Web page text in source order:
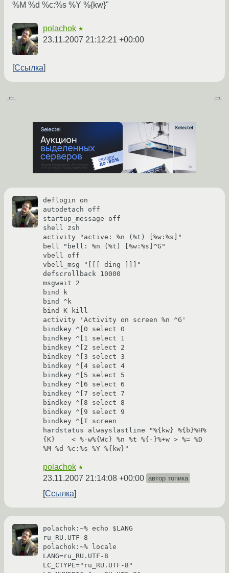
%M %d %c:%s %Y %{kw}"
polachok ★
23.11.2007 21:12:21 +00:00
Ссылка
← →
deflogin on
autodetach off
startup_message off
shell zsh
activity "active: %n (%t) [%w:%s]"
bell "bell: %n (%t) [%w:%s]^G"
vbell off
vbell_msg "[[[ ding ]]]"
defscrollback 10000
msgwait 2
bind k
bind ^k
bind K kill
activity 'Activity on screen %n ^G'
bindkey ^[0 select 0
bindkey ^[1 select 1
bindkey ^[2 select 2
bindkey ^[3 select 3
bindkey ^[4 select 4
bindkey ^[5 select 5
bindkey ^[6 select 6
bindkey ^[7 select 7
bindkey ^[8 select 8
bindkey ^[9 select 9
bindkey ^[T screen
hardstatus alwayslastline "%{kw} %{b}%H%
{K}    < %-w%{Wc} %n %t %{-}%+w > %= %D
polachok ★
23.11.2007 21:14:08 +00:00 автор топика
Ссылка
polachok:~% echo $LANG
ru_RU.UTF-8
polachok:~% locale
LANG=ru_RU.UTF-8
LC_CTYPE="ru_RU.UTF-8"